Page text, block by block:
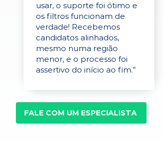
usar, o suporte foi ótimo e
os filtros funcionam de
verdade! Recebemos
candidatos alinhados,
mesmo numa região
menor, e o processo foi
assertivo do início ao fim.”
FALE COM UM ESPECIALISTA